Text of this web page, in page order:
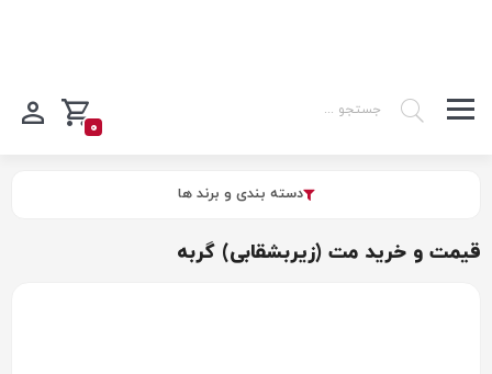
0
دسته بندی و برند ها
قیمت و خرید مت (زیربشقابی) گربه